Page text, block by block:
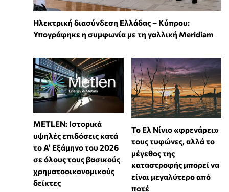
Ηλεκτρική διασύνδεση Ελλάδας – Κύπρου:
Υπογράφηκε η συμφωνία με τη γαλλική Meridiam
METLEN: Ιστορικά
υψηλές επιδόσεις κατά
το Α’ Εξάμηνο του 2026
σε όλους τους βασικούς
χρηματοοικονομικούς
δείκτες
Το Ελ Νίνιο «φρενάρει»
τους τυφώνες, αλλά το
μέγεθος της
καταστροφής μπορεί να
είναι μεγαλύτερο από
ποτέ